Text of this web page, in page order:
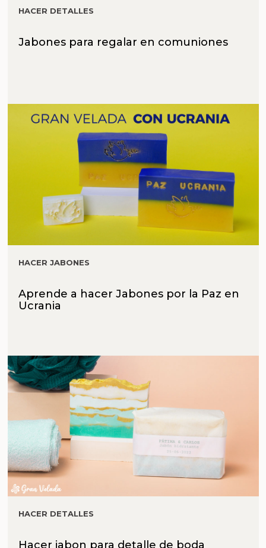
HACER DETALLES
Jabones para regalar en comuniones
HACER JABONES
Aprende a hacer Jabones por la Paz en
Ucrania
HACER DETALLES
Hacer jabon para detalle de boda